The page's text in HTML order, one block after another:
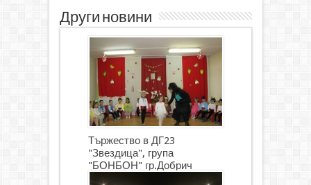
Други новини
Тържество в ДГ23
"Звездица", група
"БОНБОН" гр.Добрич
(СНИМКИ)